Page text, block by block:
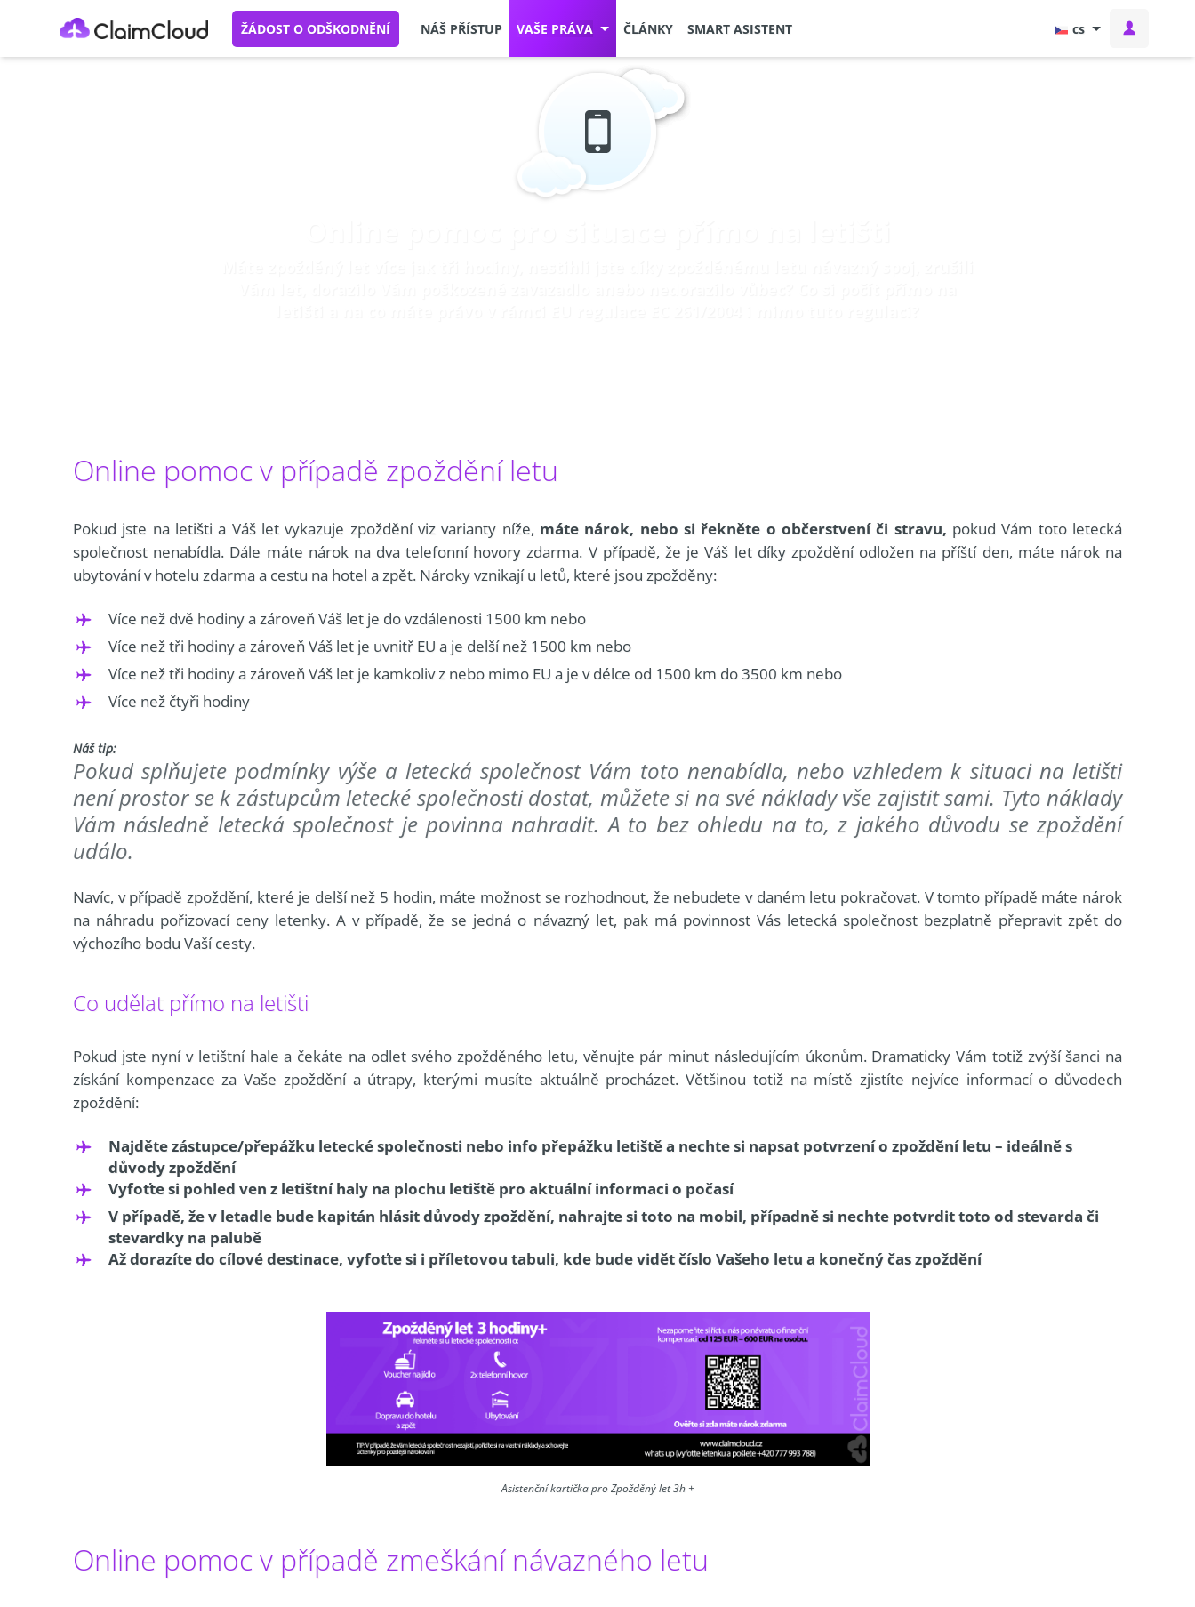
ŽÁDOST O ODŠKODNĚNÍ NÁŠ PŘÍSTUP VAŠE PRÁVA ČLÁNKY SMART ASISTENT cs
Online pomoc v případě zpoždění letu
Pokud jste na letišti a Váš let vykazuje zpoždění viz varianty níže, máte nárok, nebo si řekněte o občerstvení či stravu, pokud Vám toto letecká
společnost nenabídla. Dále máte nárok na dva telefonní hovory zdarma. V případě, že je Váš let díky zpoždění odložen na příští den, máte nárok na
ubytování v hotelu zdarma a cestu na hotel a zpět. Nároky vznikají u letů, které jsou zpožděny:
Více než dvě hodiny a zároveň Váš let je do vzdálenosti 1500 km nebo
Více než tři hodiny a zároveň Váš let je uvnitř EU a je delší než 1500 km nebo
Více než tři hodiny a zároveň Váš let je kamkoliv z nebo mimo EU a je v délce od 1500 km do 3500 km nebo
Více než čtyři hodiny
Náš tip:
Pokud splňujete podmínky výše a letecká společnost Vám toto nenabídla, nebo vzhledem k situaci na letišti
není prostor se k zástupcům letecké společnosti dostat, můžete si na své náklady vše zajistit sami. Tyto náklady
Vám následně letecká společnost je povinna nahradit. A to bez ohledu na to, z jakého důvodu se zpoždění
událo.
Navíc, v případě zpoždění, které je delší než 5 hodin, máte možnost se rozhodnout, že nebudete v daném letu pokračovat. V tomto případě máte nárok
na náhradu pořizovací ceny letenky. A v případě, že se jedná o návazný let, pak má povinnost Vás letecká společnost bezplatně přepravit zpět do
výchozího bodu Vaší cesty.
Co udělat přímo na letišti
Pokud jste nyní v letištní hale a čekáte na odlet svého zpožděného letu, věnujte pár minut následujícím úkonům. Dramaticky Vám totiž zvýší šanci na
získání kompenzace za Vaše zpoždění a útrapy, kterými musíte aktuálně procházet. Většinou totiž na místě zjistíte nejvíce informací o důvodech
zpoždění:
Najděte zástupce/přepážku letecké společnosti nebo info přepážku letiště a nechte si napsat potvrzení o zpoždění letu – ideálně s
důvody zpoždění
Vyfoťte si pohled ven z letištní haly na plochu letiště pro aktuální informaci o počasí
V případě, že v letadle bude kapitán hlásit důvody zpoždění, nahrajte si toto na mobil, případně si nechte potvrdit toto od stevarda či
stevardky na palubě
Až dorazíte do cílové destinace, vyfoťte si i příletovou tabuli, kde bude vidět číslo Vašeho letu a konečný čas zpoždění
Asistenční kartička pro Zpožděný let 3h +
Online pomoc v případě zmeškání návazného letu